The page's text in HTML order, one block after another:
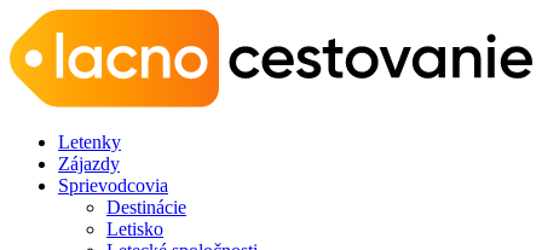
Letenky
Zájazdy
Sprievodcovia
Destinácie
Letisko